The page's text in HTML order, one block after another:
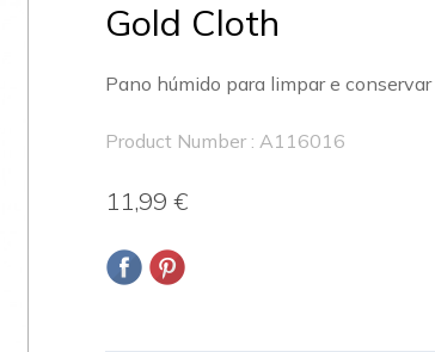
Gold Cloth
Pano húmido para limpar e
Product Number : A116016
11,99 €